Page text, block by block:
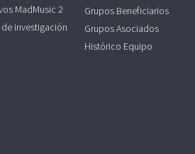
MadMusic 2
de investigación
Grupos Beneficiarios
Grupos Asociados
Histórico Equipo